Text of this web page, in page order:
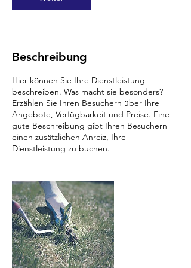
Beschreibung
Hier können Sie Ihre Dienstleistung
beschreiben. Was macht sie besonders?
Erzählen Sie Ihren Besuchern über Ihre
Angebote, Verfügbarkeit und Preise. Eine
gute Beschreibung gibt Ihren Besuchern
einen zusätzlichen Anreiz, Ihre
Dienstleistung zu buchen.